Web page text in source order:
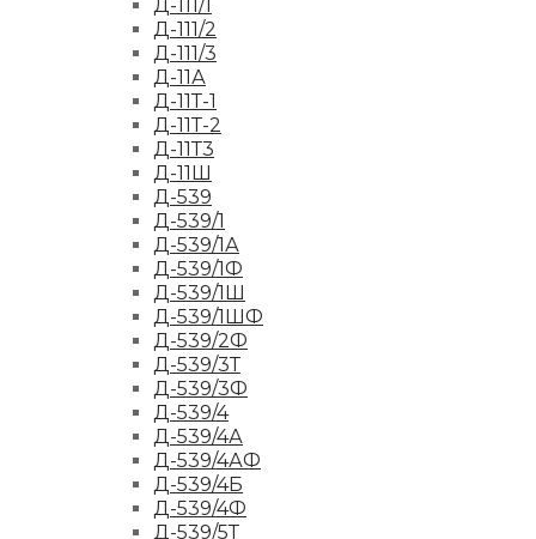
Д-111/1
Д-111/2
Д-111/3
Д-11А
Д-11Т-1
Д-11Т-2
Д-11Т3
Д-11Ш
Д-539
Д-539/1
Д-539/1А
Д-539/1Ф
Д-539/1Ш
Д-539/1ШФ
Д-539/2Ф
Д-539/3Т
Д-539/3Ф
Д-539/4
Д-539/4А
Д-539/4АФ
Д-539/4Б
Д-539/4Ф
Д-539/5Т